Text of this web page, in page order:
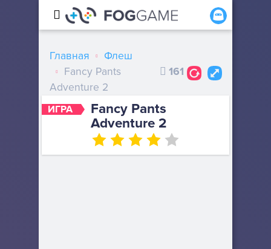
ИГРА
Fancy Pants
Adventure 2
Главная
Флеш
Fancy Pants
Adventure 2
161